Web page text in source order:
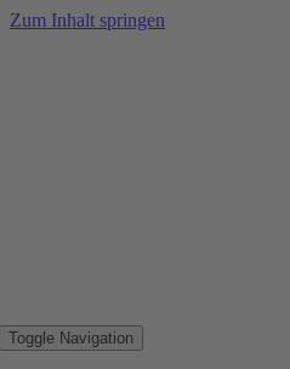
Zum Inhalt springen
Toggle Navigation